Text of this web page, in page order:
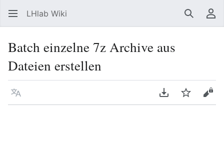
LHlab Wiki Suchen
Batch einzelne 7z Archive aus
Dateien erstellen
Sprache PDF